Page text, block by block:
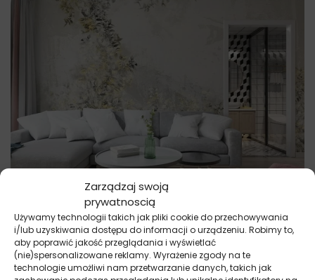
Zarządzaj swoją
prywatnoscią
Używamy technologii takich jak pliki cookie do przechowywania
i/lub uzyskiwania dostępu do informacji o urządzeniu. Robimy to,
aby poprawić jakość przeglądania i wyświetlać
(nie)spersonalizowane reklamy. Wyrażenie zgody na te
technologie umożliwi nam przetwarzanie danych, takich jak
Fototapety
Złote Listki w Szarości
69.91zł 52.43zł
Najniższa cena promocyjna z ostatnich 30 dni:52.43zł.